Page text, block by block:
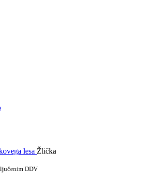
lesa Žlička
DDV